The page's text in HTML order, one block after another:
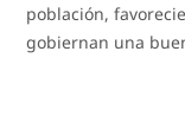
población,
gobiernan una